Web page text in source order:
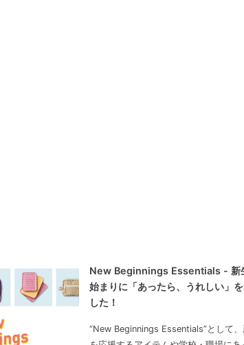
New Beginnings Essentials - 新
始まりに「あったら、うれしい」を
した！
“New Beginnings Essentials”として